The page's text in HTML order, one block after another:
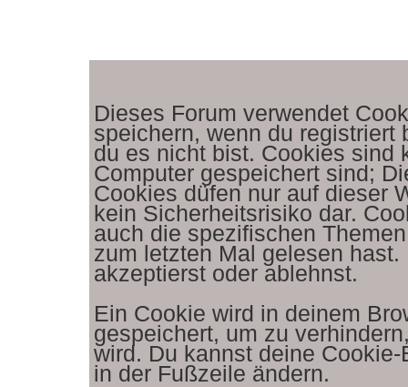
Dieses Forum verwendet
speichern, wenn du
du es nicht bist. Cookies sind
Computer gespeichert sind;
Cookies düfen nur auf dieser
kein Sicherheitsrisiko dar.
auch die spezifischen
zum letzten Mal gelesen
akzeptierst oder ablehnst.
Ein Cookie wird in deinem
gespeichert, um zu
wird. Du kannst deine
in der Fußzeile ändern.